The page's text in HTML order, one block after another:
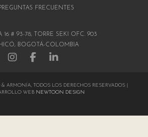
PREGUNTAS FRECUENTES
16 # 93-78, TORRE SEKI OFC. 903
BOGOTÁ-COLOMBIA
& ARMONÍA, TODOS LOS DERECHOS RESERVADOS |
WEB NEWTOON DESIGN